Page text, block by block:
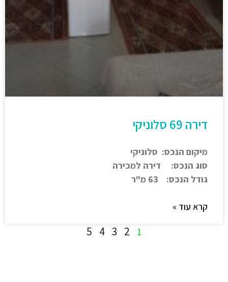
דירה 69 סלוניקי
מיקום הנכס: סלוניקי
סוג הנכס: דירה למכירה
גודל הנכס: 63 מ"ר
קרא עוד »
1
2
3
4
5